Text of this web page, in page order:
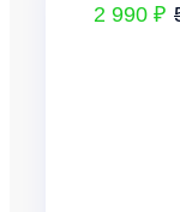
2 990 ₽